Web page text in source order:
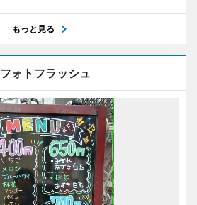
もっと見る
フォトフラッシュ